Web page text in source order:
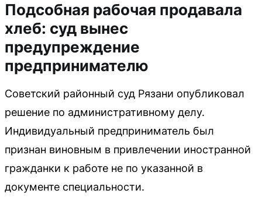
Подсобная рабочая продавала
хлеб: суд вынес
предупреждение
предпринимателю
Советский районный суд Рязани опубликовал
решение по административному делу.
Индивидуальный предприниматель был
признан виновным в привлечении иностранной
гражданки к работе не по указанной в
документе специальности.